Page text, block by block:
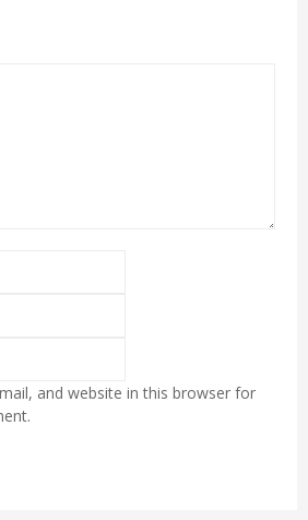
and website in this browser for